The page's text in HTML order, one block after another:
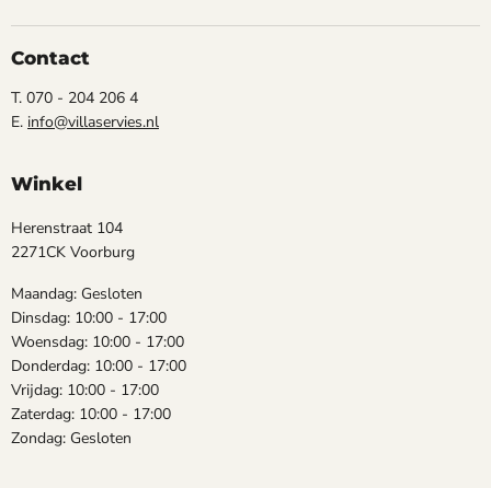
Contact
T. 070 - 204 206 4
E. info@villaservies.nl
Winkel
Herenstraat 104
2271CK Voorburg
Maandag: Gesloten
Dinsdag: 10:00 - 17:00
Woensdag: 10:00 - 17:00
Donderdag: 10:00 - 17:00
Vrijdag: 10:00 - 17:00
Zaterdag: 10:00 - 17:00
Zondag: Gesloten